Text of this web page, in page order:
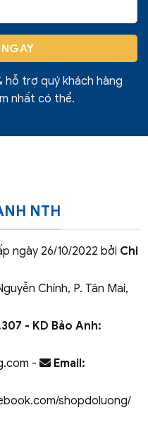
hỗ trợ quý khách hàng
nhất có thể.
NTH
ngày 26/10/2022 bởi Chi
Chính, P. Tân Mai,
- KD Bảo Anh:
-
Email:
shopdoluong/